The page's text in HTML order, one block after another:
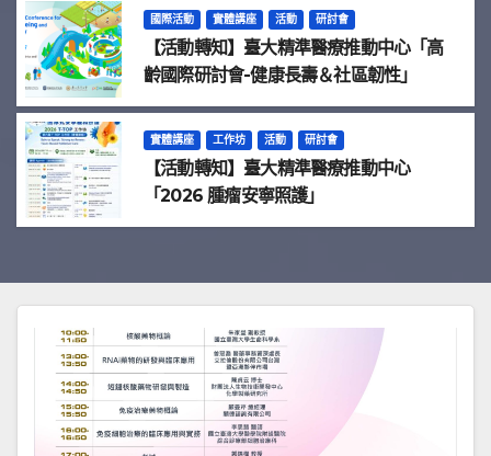
國際活動 實體講座 活動 研討會
【活動轉知】臺大精準醫療推動中心「高
齡國際研討會-健康長壽＆社區韌性」
實體講座 工作坊 活動 研討會
【活動轉知】臺大精準醫療推動中心
「2026 腫瘤安寧照護」